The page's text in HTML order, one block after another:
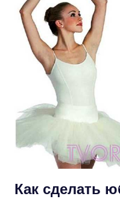
Как сделать